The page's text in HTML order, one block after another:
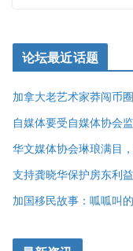
论坛最近话题
加拿大老艺术家莽闯币圈
自媒体要受自媒体协会
华文媒体协会琳琅满目
支持龚晓华保护房东利
加国移民故事：呱呱叫